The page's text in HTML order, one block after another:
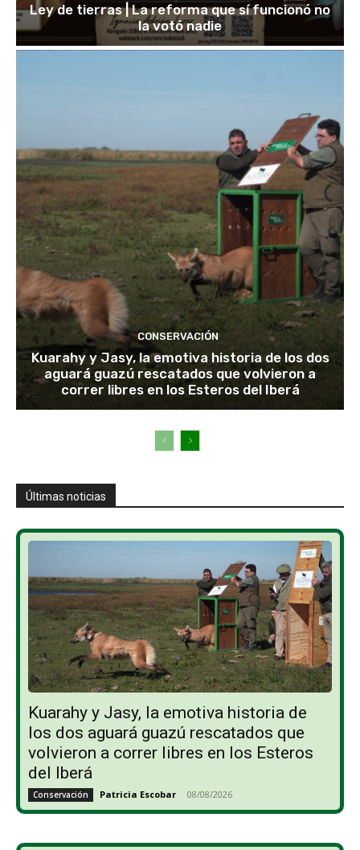
Ley de tierras | La reforma que sí funcionó no
la votó nadie
CONSERVACIÓN
Kuarahy y Jasy, la emotiva historia de los dos
aguará guazú rescatados que volvieron a
correr libres en los Esteros del Iberá
Últimas noticias
Kuarahy y Jasy, la emotiva historia de
los dos aguará guazú rescatados que
volvieron a correr libres en los Esteros
del Iberá
Conservación Patricia Escobar - 08/08/2026